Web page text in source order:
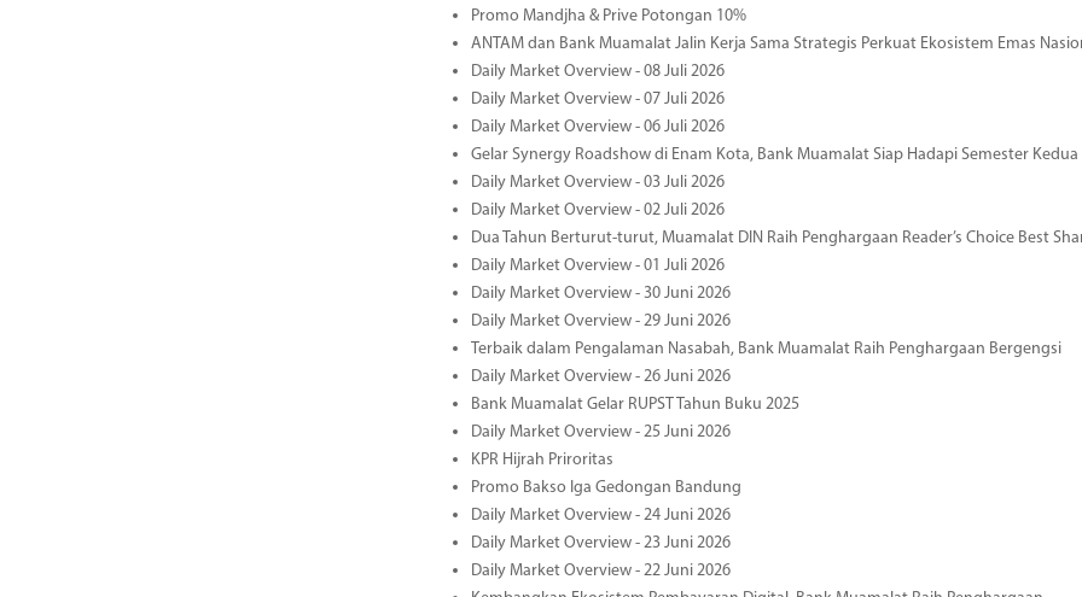
Promo Mandjha & Prive Potongan 10%
ANTAM dan Bank Muamalat Jalin Kerja Sama Strategis Perkuat Ekosistem Emas
Daily Market Overview - 08 Juli 2026
Daily Market Overview - 07 Juli 2026
Daily Market Overview - 06 Juli 2026
Gelar Synergy Roadshow di Enam Kota, Bank Muamalat Siap Hadapi Semester Kedua
Daily Market Overview - 03 Juli 2026
Daily Market Overview - 02 Juli 2026
Dua Tahun Berturut-turut, Muamalat DIN Raih Penghargaan Reader’s Choice Best
Daily Market Overview - 01 Juli 2026
Daily Market Overview - 30 Juni 2026
Daily Market Overview - 29 Juni 2026
Terbaik dalam Pengalaman Nasabah, Bank Muamalat Raih Penghargaan Bergengsi
Daily Market Overview - 26 Juni 2026
Bank Muamalat Gelar RUPST Tahun Buku 2025
Daily Market Overview - 25 Juni 2026
KPR Hijrah Priroritas
Promo Bakso Iga Gedongan Bandung
Daily Market Overview - 24 Juni 2026
Daily Market Overview - 23 Juni 2026
Daily Market Overview - 22 Juni 2026